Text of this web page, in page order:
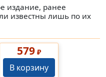
издание, ранее
известны лишь по их
579₽
В корзину